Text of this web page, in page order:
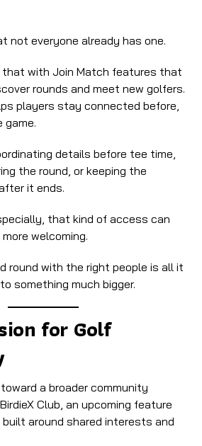
not everyone already has one.
with Join Match features that
rounds and meet new golfers.
players stay connected before,
game.
details before tee time,
the round, or keeping the
it ends.
that kind of access can
welcoming.
round with the right people is all it
something much bigger.
for Golf
a broader community
Club, an upcoming feature
around shared interests and